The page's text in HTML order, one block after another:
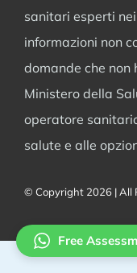
sanitari esperti
informazioni non
domande che non
Ministero della
operatore
salute e alle
© Copyright 2026 | All
Free